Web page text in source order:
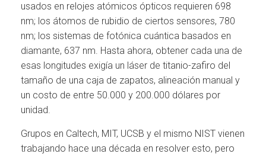
usados en relojes atómicos ópticos requieren 698
nm; los átomos de rubidio de ciertos sensores, 780
nm; los sistemas de fotónica cuántica basados en
diamante, 637 nm. Hasta ahora, obtener cada una de
esas longitudes exigía un láser de titanio-zafiro del
tamaño de una caja de zapatos, alineación manual y
un costo de entre 50.000 y 200.000 dólares por
unidad.
Grupos en Caltech, MIT, UCSB y el mismo NIST vienen
trabajando hace una década en resolver esto, pero